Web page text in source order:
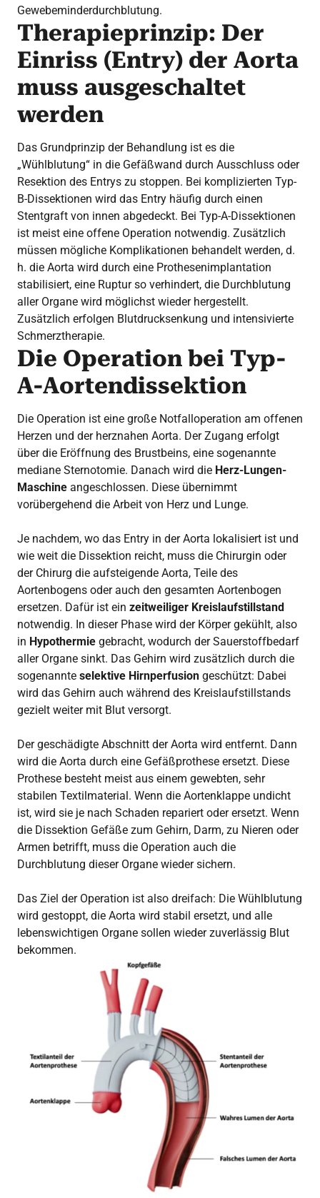
Gewebeminderdurchblutung.
Therapieprinzip: Der
Einriss (Entry) der Aorta
muss ausgeschaltet
werden
Das Grundprinzip der Behandlung ist es die
„Wühlblutung“ in die Gefäßwand durch Ausschluss oder
Resektion des Entrys zu stoppen. Bei komplizierten Typ-
B-Dissektionen wird das Entry häufig durch einen
Stentgraft von innen abgedeckt. Bei Typ-A-Dissektionen
ist meist eine offene Operation notwendig. Zusätzlich
müssen mögliche Komplikationen behandelt werden, d.
h. die Aorta wird durch eine Prothesenimplantation
stabilisiert, eine Ruptur so verhindert, die Durchblutung
aller Organe wird möglichst wieder hergestellt.
Zusätzlich erfolgen Blutdrucksenkung und intensivierte
Schmerztherapie.
Die Operation bei Typ-
A-Aortendissektion
Die Operation ist eine große Notfalloperation am offenen
Herzen und der herznahen Aorta. Der Zugang erfolgt
über die Eröffnung des Brustbeins, eine sogenannte
mediane Sternotomie. Danach wird die Herz-Lungen-
Maschine angeschlossen. Diese übernimmt
vorübergehend die Arbeit von Herz und Lunge.
Je nachdem, wo das Entry in der Aorta lokalisiert ist und
wie weit die Dissektion reicht, muss die Chirurgin oder
der Chirurg die aufsteigende Aorta, Teile des
Aortenbogens oder auch den gesamten Aortenbogen
ersetzen. Dafür ist ein zeitweiliger Kreislaufstillstand
notwendig. In dieser Phase wird der Körper gekühlt, also
in Hypothermie gebracht, wodurch der Sauerstoffbedarf
aller Organe sinkt. Das Gehirn wird zusätzlich durch die
sogenannte selektive Hirnperfusion geschützt: Dabei
wird das Gehirn auch während des Kreislaufstillstands
gezielt weiter mit Blut versorgt.
Der geschädigte Abschnitt der Aorta wird entfernt. Dann
wird die Aorta durch eine Gefäßprothese ersetzt. Diese
Prothese besteht meist aus einem gewebten, sehr
stabilen Textilmaterial. Wenn die Aortenklappe undicht
ist, wird sie je nach Schaden repariert oder ersetzt. Wenn
die Dissektion Gefäße zum Gehirn, Darm, zu Nieren oder
Armen betrifft, muss die Operation auch die
Durchblutung dieser Organe wieder sichern.
Das Ziel der Operation ist also dreifach: Die Wühlblutung
wird gestoppt, die Aorta wird stabil ersetzt, und alle
lebenswichtigen Organe sollen wieder zuverlässig Blut
bekommen.